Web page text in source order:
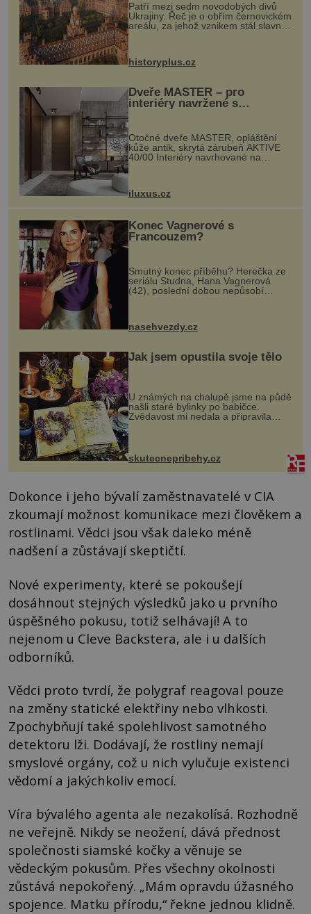
Patří mezi sedm novodobých divů
Ukrajiny. Řeč je o obřím černovickém
areálu, za jehož vznikem stál slavný
český architekt Josef Hlávka. Ten si
na něm dal mimořádně záležet. Jeho
stavební plány by při ...
historyplus.cz
Dveře MASTER – pro
interiéry navržené s
rozumem i vášní!
Otočné dveře MASTER, opláštění
kůže antik, skrytá zárubeň AKTIVE
40/00 Interiéry navrhované na
zakázku často vyžadují atypické
rozměry nejen nábytku, ale i
dnes umož...
iluxus.cz
Konec Vagnerové s
Francouzem?
Smutný konec příběhu? Herečka ze
seriálu Studna, Hana Vagnerová
(42), poslední dobou nepůsobí
nasehvezdy.cz
Jak jsem opustila svoje tělo
U známých na chalupě jsme na půdě
našli staré bylinky po babičce.
Zvědavost mi nedala a připravila
jsem si z nich lektvar… Zimní pobyt
na chalupě se pro mě vlastní vinou
změnil v děsivý zážitek, na kt...
skutecnepribehy.cz
Dokonce i jeho bývalí zaměstnavatelé v CIA
zkoumají možnost komunikace mezi člověkem a
rostlinami. Vědci jsou však daleko méně
nadšení a zůstávají skeptičtí.
Nové experimenty, které se pokoušejí
dosáhnout stejných výsledků jako u prvního
úspěšného pokusu, totiž selhávají! A to
nejenom u Cleve Backstera, ale i u dalších
odborníků.
Vědci proto tvrdí, že polygraf reagoval pouze
na změny statické elektřiny nebo vlhkosti.
Zpochybňují také spolehlivost samotného
detektoru lži. Dodávají, že rostliny nemají
smyslové orgány, což u nich vylučuje existenci
vědomí a jakýchkoliv emocí.
Víra bývalého agenta ale nezakolísá. Rozhodně
ne veřejně. Nikdy se neožení, dává přednost
společnosti siamské kočky a věnuje se
vědeckým pokusům. Přes všechny okolnosti
zůstává nepokořený. „Mám opravdu úžasného
spojence. Matku přírodu,“ řekne jednou klidně.